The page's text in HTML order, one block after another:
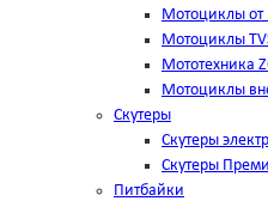
Мотоциклы от
Мотоциклы
Мототехника
Мотоциклы
Скутеры
Скутеры
Скутеры
Питбайки